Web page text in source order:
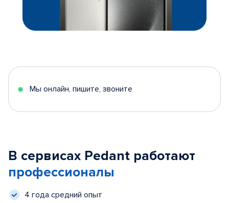
Мы онлайн, пишите, звоните
В сервисах Pedant работают
профессионалы
4 года средний опыт